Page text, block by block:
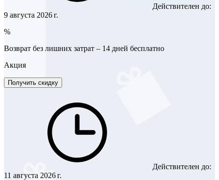
Действителен до:
9 августа 2026 г.
%
Возврат без лишних затрат – 14 дней бесплатно
Акция
Получить скидку
Действителен до:
11 августа 2026 г.